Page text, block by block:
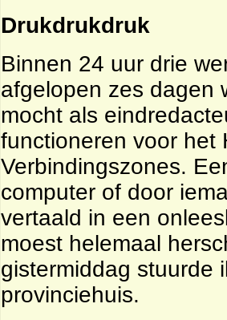
Drukdrukdruk
Binnen 24 uur drie
afgelopen zes dagen
mocht als
functioneren voor het
Verbindingszones.
computer of door
vertaald in een
moest helemaal
gistermiddag stuurde
provinciehuis.